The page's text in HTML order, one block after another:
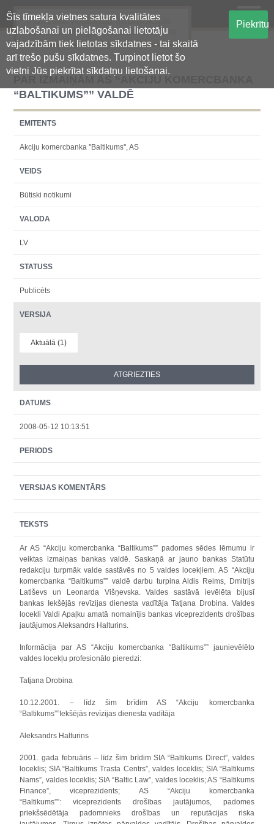
Šīs tīmekļa vietnes satura kvalitātes
uzlabošanai un pielāgošanai lietotāju
vajadzībām tiek lietotas sīkdatnes - tai skaitā
arī trešo pušu sīkdatnes. Turpinot lietot šo
vietni Jūs piekrītat sīkdatņu lietošanai.
Piekrītu
Oficiālā regulētās informācijas
centralizētā glabāšanas sistēma
PAR IZMAIŅĀM AS “AKCIJU KOMERCBANKA
“BALTIKUMS”” VALDĒ
EMITENTS
Akciju komercbanka ''Baltikums'', AS
VEIDS
Būtiski notikumi
VALODA
LV
STATUSS
Publicēts
VERSIJA
Aktuālā (1)
DATUMS
2008-05-12 10:13:51
PERIODS
VERSIJAS KOMENTĀRS
TEKSTS
Ar AS “Akciju komercbanka “Baltikums”” padomes sēdes lēmumu ir
veiktas izmaiņas bankas valdē. Saskaņā ar jauno bankas Statūtu
redakciju turpmāk valde sastāvēs no 5 valdes locekļiem. AS “Akciju
komercbanka “Baltikums”” valdē darbu turpina Aldis Reims, Dmitrijs
Latiševs un Leonarda Višņevska. Valdes sastāvā ievēlēta bijusī
bankas Iekšējās revīzijas dienesta vadītāja Tatjana Drobina. Valdes
locekli Valdi Apaļku amatā nomainījis bankas viceprezidents drošības
jautājumos Aleksandrs Halturins.
Informācija par AS “Akciju komercbanka “Baltikums”” jaunievēlēto
valdes locekļu profesionālo pieredzi:
Tatjana Drobina
10.12.2001. – līdz šim brīdim AS “Akciju komercbanka
“Baltikums””Iekšējās revīzijas dienesta vadītāja
Aleksandrs Halturins
2001. gada februāris – līdz šim brīdim SIA “Baltikums Direct”, valdes
loceklis; SIA “Baltikums Trasta Centrs”, valdes loceklis; SIA “Baltikums
Nams”, valdes loceklis; SIA “Baltic Law”, valdes loceklis; AS “Baltikums
Finance”, viceprezidents; AS “Akciju komercbanka
“Baltikums””: viceprezidents drošības jautājumos, padomes
priekšsēdētāja padomnieks drošības un reputācijas riska